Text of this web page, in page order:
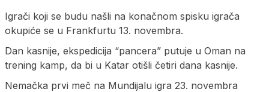
Igrači koji se budu našli na konačnom spisku igrača
okupiće se u Frankfurtu 13. novembra.
Dan kasnije, ekspedicija “pancera” putuje u Oman na
trening kamp, da bi u Katar otišli četiri dana kasnije.
Nemačka prvi meč na Mundijalu igra 23. novembra